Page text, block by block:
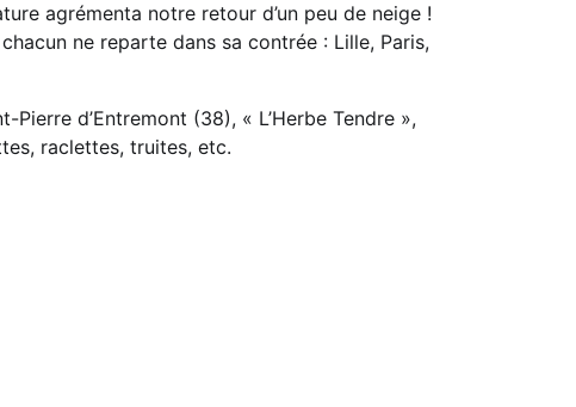
agrémenta notre retour d’un peu de neige !
ne reparte dans sa contrée : Lille, Paris,
d’Entremont (38), « L’Herbe Tendre »,
raclettes, truites, etc.